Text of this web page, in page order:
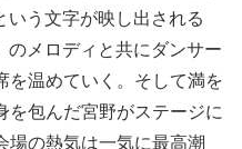
いう文字が映し出される
メロディと共にダンサー
を温めていく。そして満を
を包んだ宮野がステージに
場の熱気は一気に最高潮